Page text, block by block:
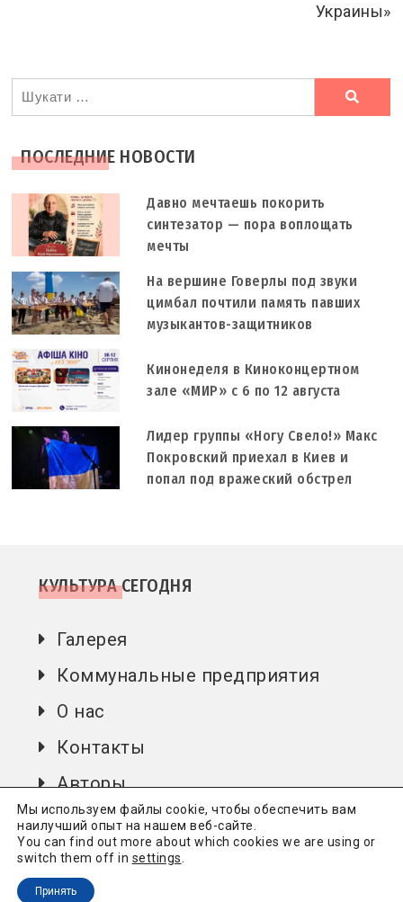
Украины»
Ви
шукали
ПОСЛЕДНИЕ НОВОСТИ
Давно мечтаешь покорить
синтезатор — пора воплощать
мечты
На вершине Говерлы под звуки
цимбал почтили память павших
музыкантов-защитников
Кинонеделя в Киноконцертном
зале «МИР» с 6 по 12 августа
Лидер группы «Ногу Свело!» Макс
Покровский приехал в Киев и
попал под вражеский обстрел
КУЛЬТУРА СЕГОДНЯ
Галерея
Коммунальные предприятия
О нас
Контакты
Авторы
Культура сьогодні
Мы используем файлы cookie, чтобы обеспечить вам
наилучший опыт на нашем веб-сайте.
You can find out more about which cookies we are using or
switch them off in settings
Принять